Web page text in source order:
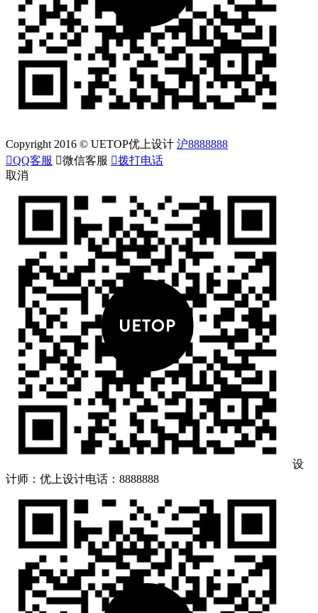
Copyright 2016 © UETOP优上设计 沪8888888
QQ客服 微信客服 拨打电话
取消
设
计师：优上设计电话：8888888